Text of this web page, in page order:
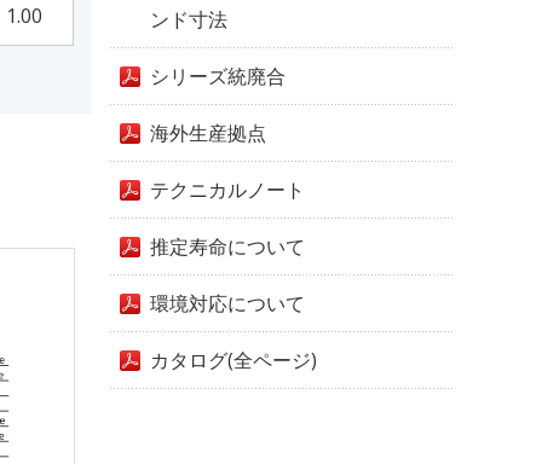
1.00
ンド寸法
シリーズ統廃合
海外生産拠点
テクニカルノート
推定寿命について
環境対応について
カタログ(全ページ)